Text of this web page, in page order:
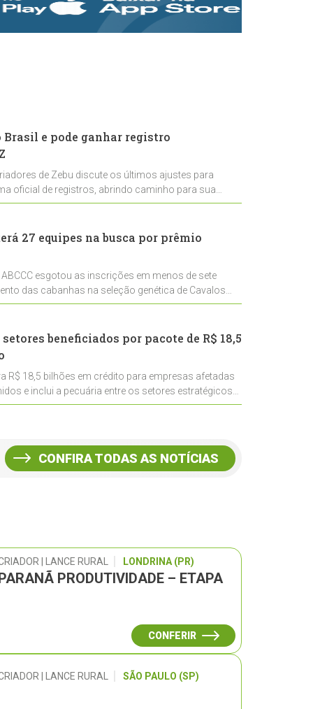
rastreabilidade e
rigor técnico para
Brasil e pode ganhar registro
de Zebu discute os últimos ajustes para
oficial de registros, abrindo caminho para sua
27 equipes na busca por prêmio
esgotou as inscrições em menos de sete
das cabanhas na seleção genética de Cavalos
beneficiados por pacote de R$ 18,5
R$ 18,5 bilhões em crédito para empresas afetadas
e inclui a pecuária entre os setores estratégicos
CONFIRA TODAS AS NOTÍCIAS
| LANCE RURAL LONDRINA (PR)
PRODUTIVIDADE – ETAPA
CONFERIR
| LANCE RURAL SÃO PAULO (SP)